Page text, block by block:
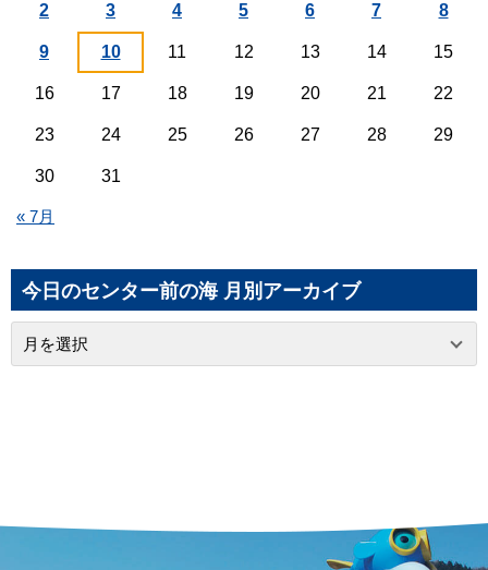
« 7月
2 3 4 5 6 7 8
9 10 11 12 13 14 15
16 17 18 19 20 21 22
23 24 25 26 27 28 29
30 31
今日のセンター前の海 月別アーカイブ